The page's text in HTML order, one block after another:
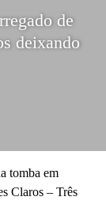
de
deixando
tomba em
Claros – Três